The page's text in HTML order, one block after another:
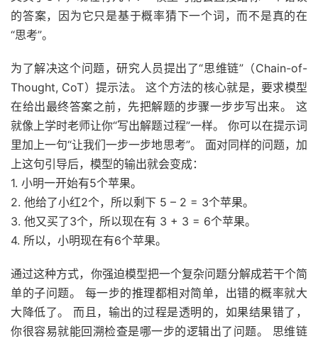
的答案，因为它只是基于概率猜下一个词，而不是真的在
“思考”。
为了解决这个问题，研究人员提出了“思维链”（Chain-of-
Thought, CoT）提示法。 这个方法的核心就是，要求模型
在给出最终答案之前，先把解题的步骤一步步写出来。 这
就像上学时老师让你“写出解题过程”一样。 你可以在提示词
里加上一句“让我们一步一步地思考”。 面对同样的问题，加
上这句引导后，模型的输出就会变成：
1. 小明一开始有5个苹果。
2. 他给了小红2个，所以剩下 5 – 2 = 3个苹果。
3. 他又买了3个，所以现在有 3 + 3 = 6个苹果。
4. 所以，小明现在有6个苹果。
通过这种方式，你强迫模型把一个复杂问题分解成若干个简
单的子问题。 每一步的推理都相对简单，出错的概率就大
大降低了。 而且，输出的过程是透明的，如果结果错了，
你很容易就能回溯检查是哪一步的逻辑出了问题。 思维链